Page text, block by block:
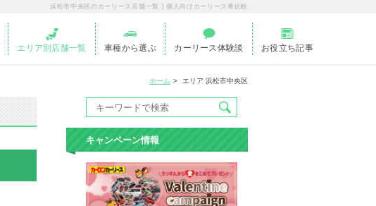
浜松市中央区のカーリース店舗一覧 | 個人向けカーリース車比較
エリア別店舗一覧 車種から選ぶ カーリース体験談 お役立ち記事
ホーム エリア 浜松市中央区
キャンペーン情報